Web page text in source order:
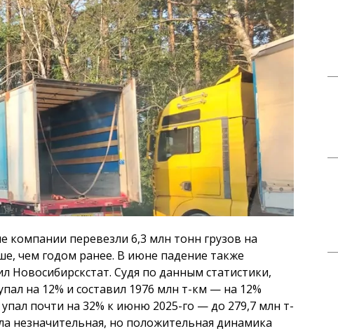
компании перевезли 6,3 млн тонн грузов на
чем годом ранее. В июне падение также
Новосибирскстат. Судя по данным статистики,
на 12% и составил 1976 млн т-км — на 12%
почти на 32% к июню 2025-го — до 279,7 млн т-
незначительная, но положительная динамика